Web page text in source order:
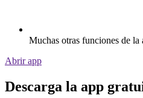
Muchas otras funciones de la
Abrir app
Descarga la app